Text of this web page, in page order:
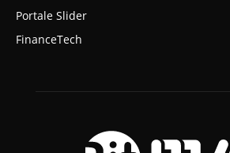
Portale Slider
FinanceTech